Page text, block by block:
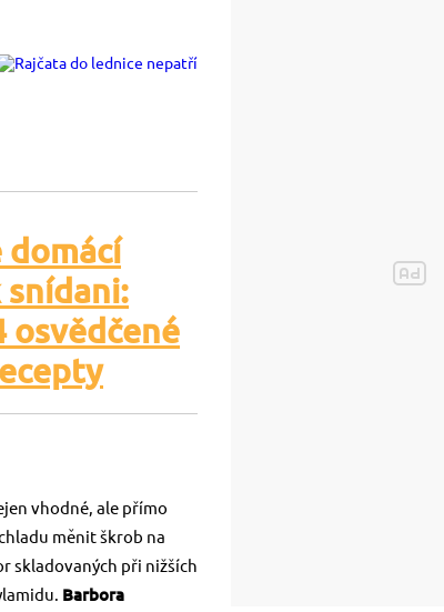
domácí
snídani:
osvědčené
vhodné, ale přímo
měnit škrob na
skladovaných při nižších
Barbora